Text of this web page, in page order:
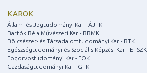
KAROK
Állam- és Jogtudományi Kar - ÁJTK
Bartók Béla Művészeti Kar - BBMK
Bölcsészet- és Társadalomtudományi Kar - BTK
Egészségtudományi és Szociális Képzési Kar - ETSZK
Fogorvostudományi Kar - FOK
Gazdaságtudományi Kar - GTK